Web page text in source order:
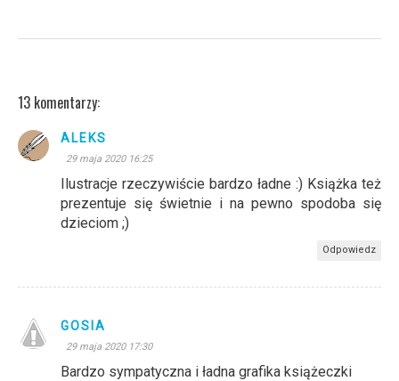
13 komentarzy:
ALEKS
29 maja 2020 16:25
Ilustracje rzeczywiście bardzo ładne :) Książka też
prezentuje się świetnie i na pewno spodoba się
dzieciom ;)
Odpowiedz
GOSIA
29 maja 2020 17:30
Bardzo sympatyczna i ładna grafika książeczki